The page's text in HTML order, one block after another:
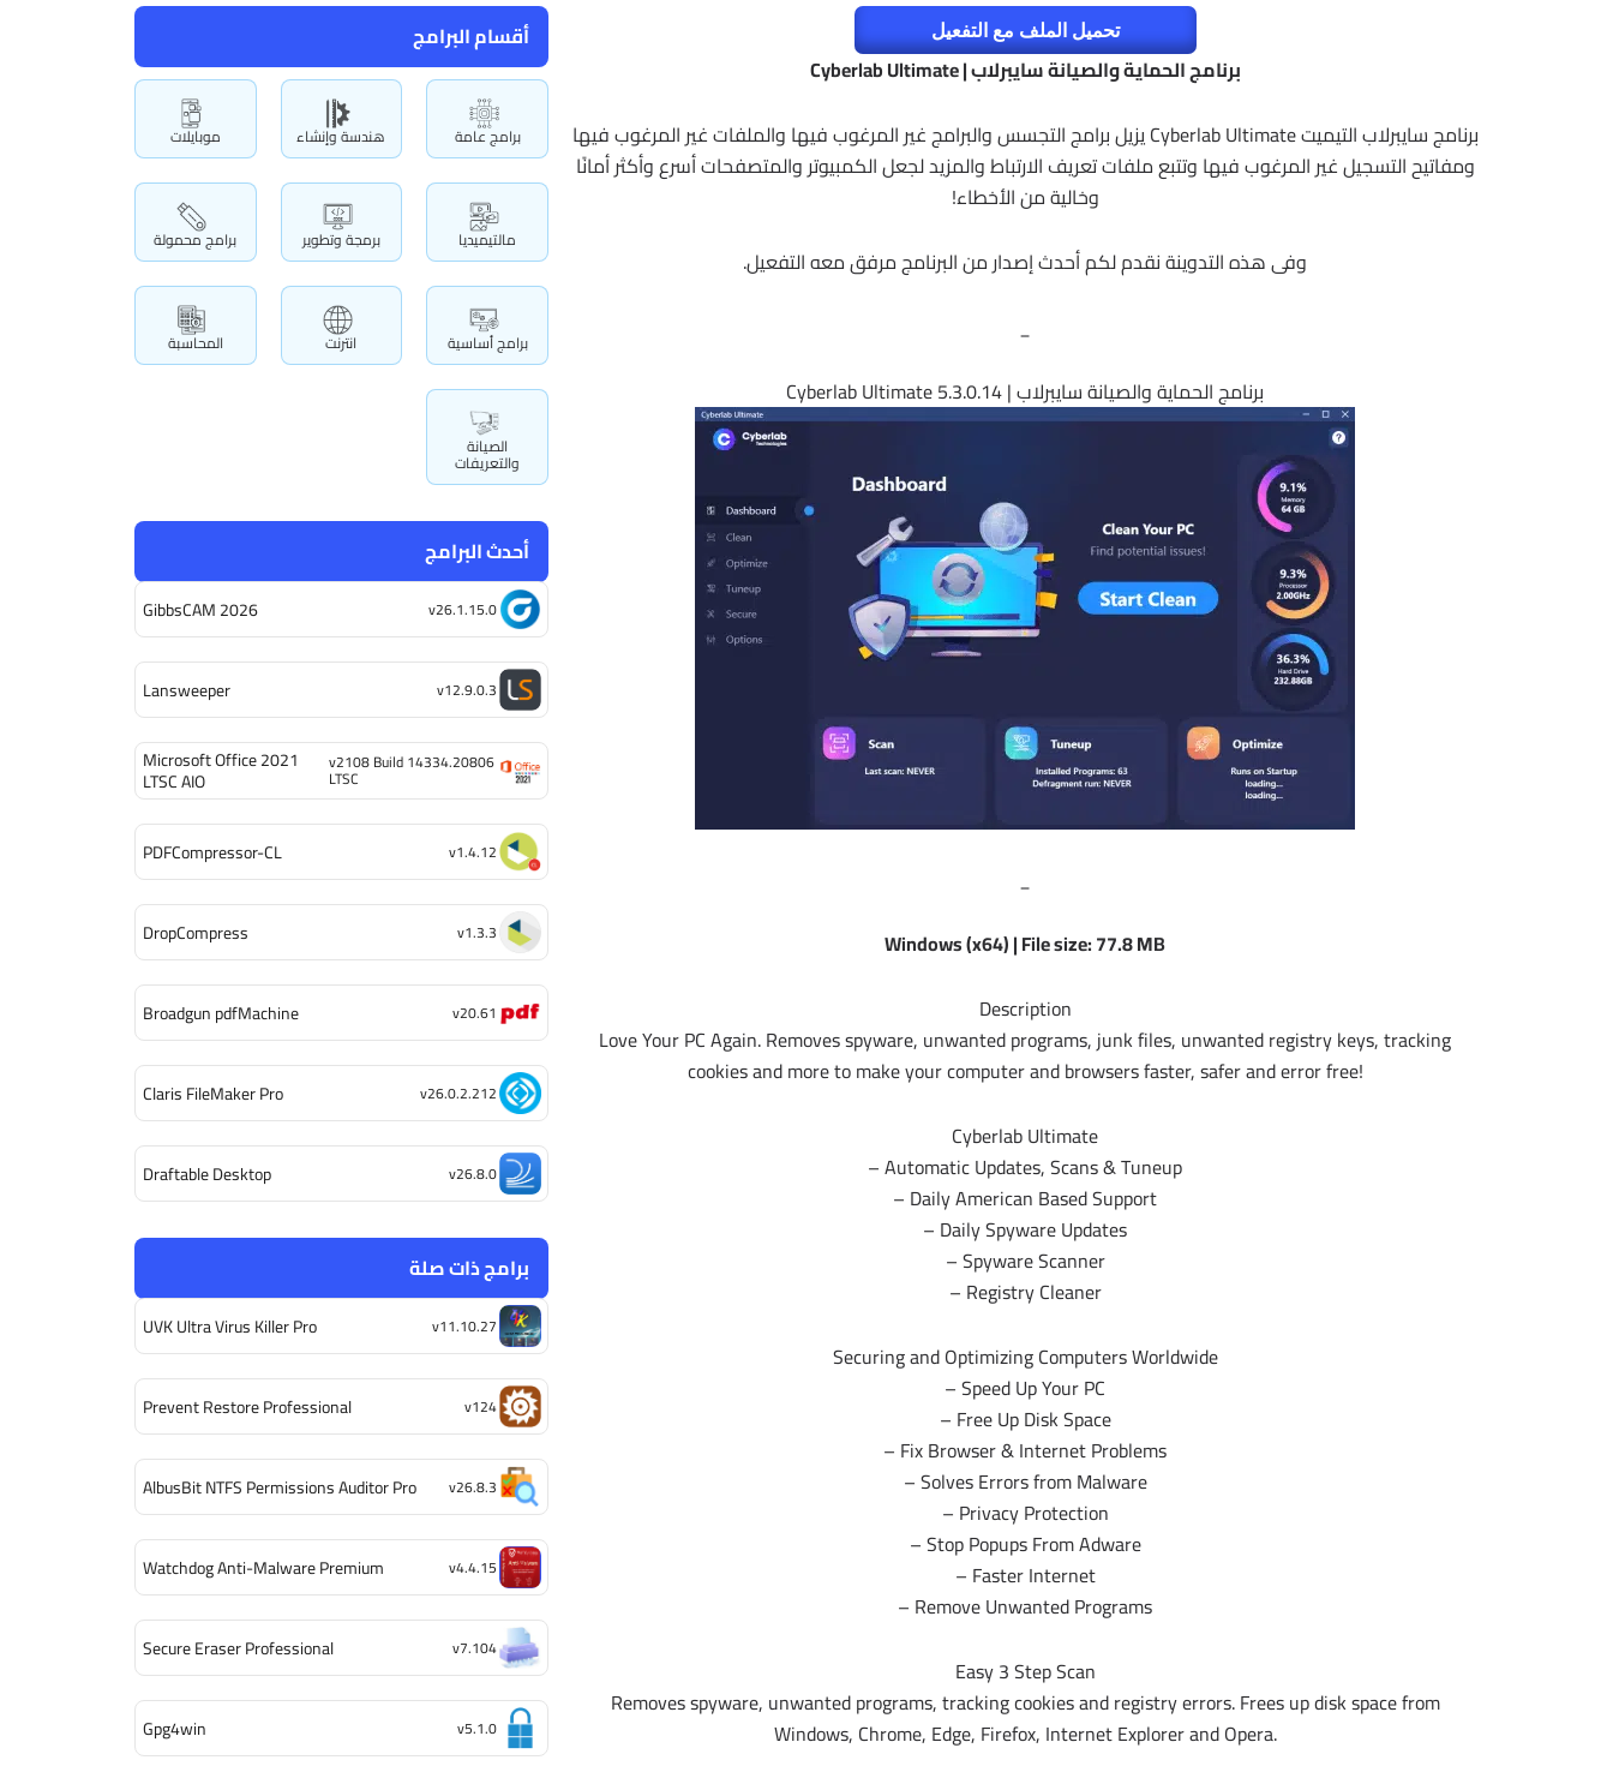
أقسام البرامج
برامج عامة هندسة وإنشاء موبايلات
مالتيميديا برمجة وتطوير برامج محمولة
برامج أساسية انترنت المحاسبة
الصيانة
والتعريفات
أحدث البرامج
GibbsCAM 2026 v26.1.15.0
Lansweeper v12.9.0.3
Microsoft Office 2021
LTSC AIO
v2108 Build 14334.20806
LTSC
PDFCompressor-CL v1.4.12
DropCompress v1.3.3
Broadgun pdfMachine v20.61
Claris FileMaker Pro v26.0.2.212
Draftable Desktop v26.8.0
برامج ذات صلة
UVK Ultra Virus Killer Pro v11.10.27
Prevent Restore Professional v124
AlbusBit NTFS Permissions Auditor Pro v26.8.3
Watchdog Anti-Malware Premium v4.4.15
Secure Eraser Professional v7.104
Gpg4win v5.1.0
تحميل الملف مع التفعيل
برنامج الحماية والصيانة سايبرلاب | Cyberlab Ultimate
برنامج سايبرلاب التيميت Cyberlab Ultimate يزيل برامج التجسس والبرامج غير المرغوب فيها والملفات غير المرغوب فيها
ومفاتيح التسجيل غير المرغوب فيها وتتبع ملفات تعريف الارتباط والمزيد لجعل الكمبيوتر والمتصفحات أسرع وأكثر أمانًا
وخالية من الأخطاء!
وفى هذه التدوينة نقدم لكم أحدث إصدار من البرنامج مرفق معه التفعيل.
_
برنامج الحماية والصيانة سايبرلاب | Cyberlab Ultimate 5.3.0.14
_
Windows (x64) | File size: 77.8 MB
Description
Love Your PC Again. Removes spyware, unwanted programs, junk files, unwanted registry keys, tracking
cookies and more to make your computer and browsers faster, safer and error free!
Cyberlab Ultimate
– Automatic Updates, Scans & Tuneup
– Daily American Based Support
– Daily Spyware Updates
– Spyware Scanner
– Registry Cleaner
Securing and Optimizing Computers Worldwide
– Speed Up Your PC
– Free Up Disk Space
– Fix Browser & Internet Problems
– Solves Errors from Malware
– Privacy Protection
– Stop Popups From Adware
– Faster Internet
– Remove Unwanted Programs
Easy 3 Step Scan
Removes spyware, unwanted programs, tracking cookies and registry errors. Frees up disk space from
Windows, Chrome, Edge, Firefox, Internet Explorer and Opera.